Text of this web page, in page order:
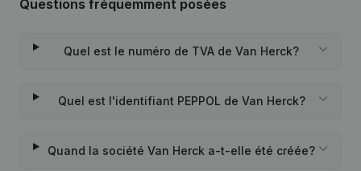
Questions fréquemment posées
Quel est le numéro de TVA de Van Herck?
Quel est l'identifiant PEPPOL de Van Herck?
Quand la société Van Herck a-t-elle été créée?